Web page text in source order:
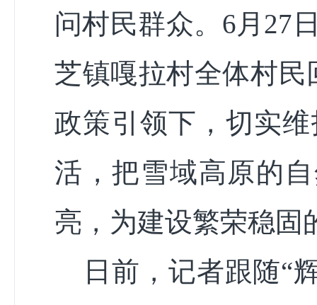
问村民群众。6月27
芝镇嘎拉村全体村民
政策引领下，切实
活，把雪域高原的
亮，为建设繁荣稳固
日前，记者跟随“